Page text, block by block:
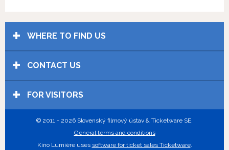
WHERE TO FIND US
CONTACT US
FOR VISITORS
© 2011 - 2026 Slovenský filmový ústav & Ticketware SE.
General terms and conditions
Kino Lumière uses software for ticket sales Ticketware.